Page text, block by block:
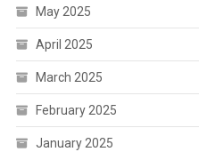
May 2025
April 2025
March 2025
February 2025
January 2025